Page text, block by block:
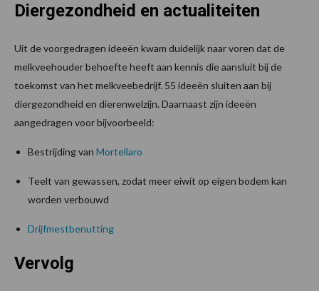
Diergezondheid en actualiteiten
Uit de voorgedragen ideeën kwam duidelijk naar voren dat de
melkveehouder behoefte heeft aan kennis die aansluit bij de
toekomst van het melkveebedrijf. 55 ideeën sluiten aan bij
diergezondheid en dierenwelzijn. Daarnaast zijn ideeën
aangedragen voor bijvoorbeeld:
Bestrijding van Mortellaro
Teelt van gewassen, zodat meer eiwit op eigen bodem kan
worden verbouwd
Drijfmestbenutting
Vervolg